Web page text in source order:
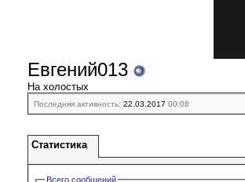
Евгений013
На холостых
Последняя активность: 22.03.2017 00:08
Статистика
Всего сообщений